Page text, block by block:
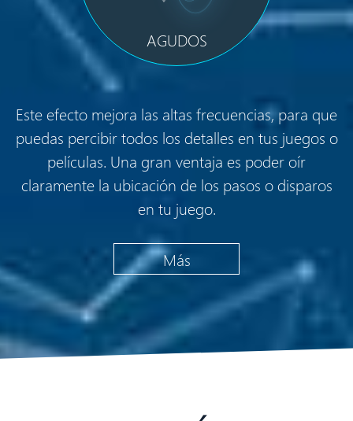
AGUDOS
Este efecto mejora las altas frecuencias, para que
puedas percibir todos los detalles en tus juegos o
películas. Una gran ventaja es poder oír
claramente la ubicación de los pasos o disparos
en tu juego.
Más